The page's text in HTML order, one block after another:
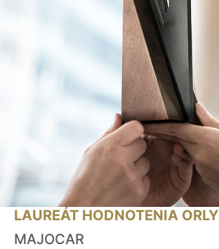
LAUREÁT HODNOTENIA ORLY
MAJOCAR